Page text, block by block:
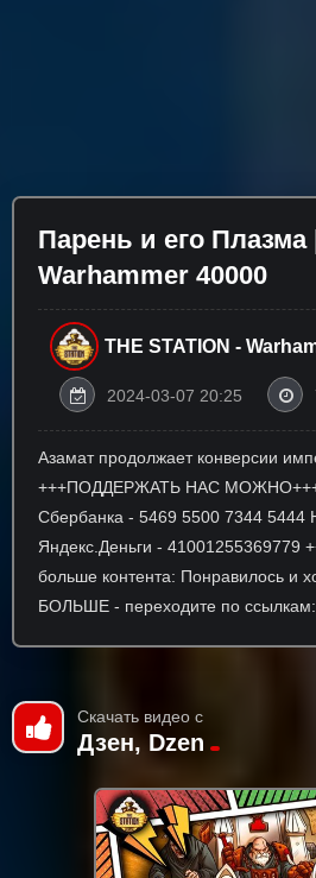
Парень и его
Warhammer 40000
THE STATION -
2024-03-07 20:25
Азамат продолжает конверсии
+++ПОДДЕРЖАТЬ НАС МОЖНО+++
Сбербанка - 5469 5500 7344 5444
Яндекс.Деньги -
больше контента: Понравилось и
БОЛЬШЕ - переходите по
Скачать видео с
Дзен, Dzen